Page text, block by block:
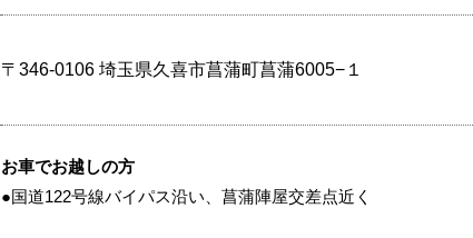
〒346-0106 埼玉県久喜市菖蒲町菖蒲6005−１
お車でお越しの方
●国道122号線バイパス沿い、菖蒲陣屋交差点近く